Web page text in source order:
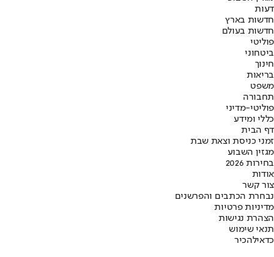
דעות
חדשות בארץ
חדשות בעולם
פוליטי
ביטחוני
חינוך
בריאות
משפט
תחבורה
פוליטי-מדיני
כללי ומידע
דף הבית
זמני כניסת וצאת שבת
מגזין השבוע
בחירות 2026
אודות
צור קשר
נבחרת הכתבים והפרשנים
מדיניות פרטיות
הצהרת נגישות
תנאי שימוש
כדאילהכיר